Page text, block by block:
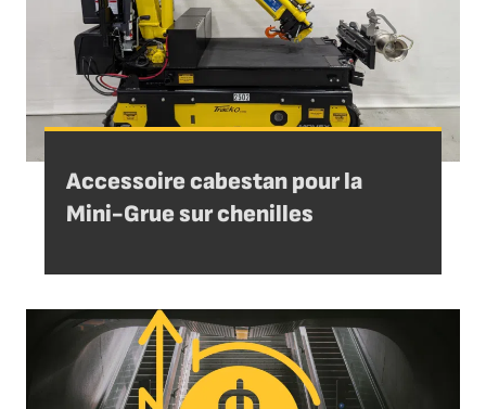
Accessoire cabestan pour la
Mini-Grue sur chenilles